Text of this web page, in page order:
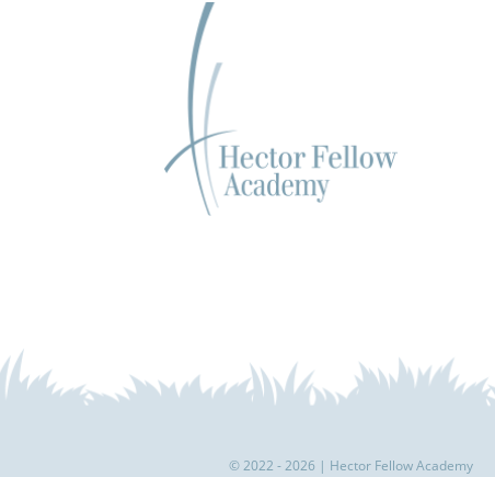
© 2022 - 2026 | Hector Fellow Academy